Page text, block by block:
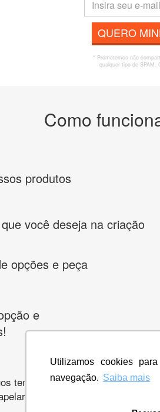
Utilizamos cookies
navegação. Saiba mais
QUERO
* Prometemos não
qualquer tipo de SPAM.
Como
produtos
você deseja na criação
opções e peça
e
temos os melhores designers
banner, cartão de visita,